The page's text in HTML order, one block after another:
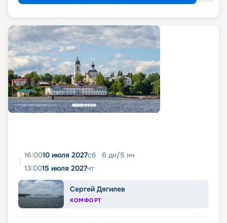
16:0010 июля 2027сб 6 дн/5 нч
13:0015 июля 2027чт
Сергей Дягилев
КОМФОРТ